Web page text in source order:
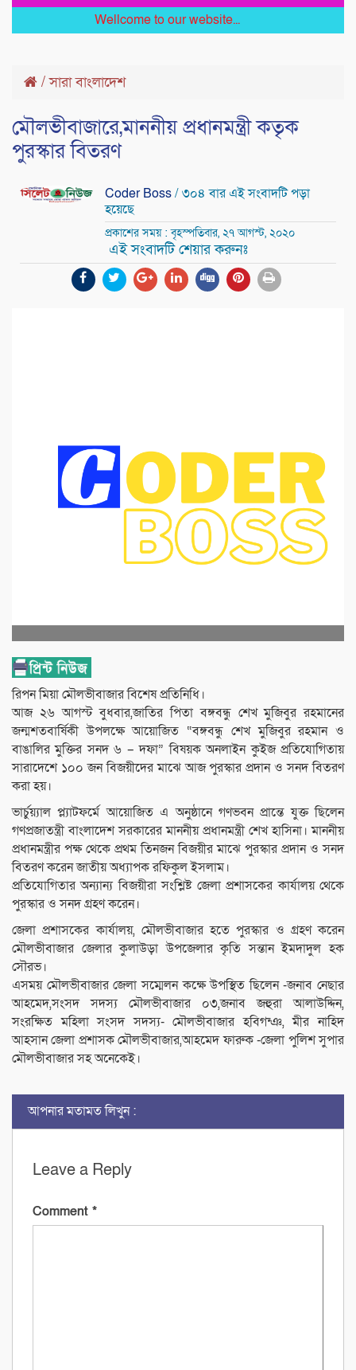
Wellcome to our website...
/সারা বাংলাদেশ
মৌলভীবাজারে,মাননীয় প্রধানমন্ত্রী কতৃক
পুরস্কার বিতরণ
Coder Boss/ ৩০৪ বার এই সংবাদটি পড়া
হয়েছে
প্রকাশের সময় : বৃহস্পতিবার, ২৭ আগস্ট, ২০২০
এই সংবাদটি শেয়ার করুনঃ
রিপন মিয়া মৌলভীবাজার বিশেষ প্রতিনিধি।
আজ ২৬ আগস্ট বুধবার,জাতির পিতা বঙ্গবন্ধু শেখ মুজিবুর রহমানের
জন্মশতবার্ষিকী উপলক্ষে আয়োজিত “বঙ্গবন্ধু শেখ মুজিবুর রহমান ও
বাঙালির মুক্তির সনদ ৬ – দফা” বিষয়ক অনলাইন কুইজ প্রতিযোগিতায়
সারাদেশে ১০০ জন বিজয়ীদের মাঝে আজ পুরস্কার প্রদান ও সনদ বিতরণ
করা হয়।
ভার্চুয়্যাল প্ল্যাটফর্মে আয়োজিত এ অনুষ্ঠানে গণভবন প্রান্তে যুক্ত ছিলেন
গণপ্রজাতন্ত্রী বাংলাদেশ সরকারের মাননীয় প্রধানমন্ত্রী শেখ হাসিনা। মাননীয়
প্রধানমন্ত্রীর পক্ষ থেকে প্রথম তিনজন বিজয়ীর মাঝে পুরস্কার প্রদান ও সনদ
বিতরণ করেন জাতীয় অধ্যাপক রফিকুল ইসলাম।
প্রতিযোগিতার অন্যান্য বিজয়ীরা সংশ্লিষ্ট জেলা প্রশাসকের কার্যালয় থেকে
পুরস্কার ও সনদ গ্রহণ করেন।
জেলা প্রশাসকের কার্যালয়, মৌলভীবাজার হতে পুরস্কার ও গ্রহণ করেন
মৌলভীবাজার জেলার কুলাউড়া উপজেলার কৃতি সন্তান ইমদাদুল হক
সৌরভ।
এসময় মৌলভীবাজার জেলা সম্মেলন কক্ষে উপস্থিত ছিলেন -জনাব নেছার
আহমেদ,সংসদ সদস্য মৌলভীবাজার ০৩,জনাব জহুরা আলাউদ্দিন,
সংরক্ষিত মহিলা সংসদ সদস্য- মৌলভীবাজার হবিগন্ঞ, মীর নাহিদ
আহসান জেলা প্রশাসক মৌলভীবাজার,আহমেদ ফারুক -জেলা পুলিশ সুপার
মৌলভীবাজার সহ অনেকেই।
আপনার মতামত লিখুন :
Leave a Reply
Comment *